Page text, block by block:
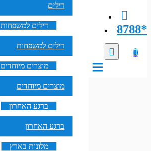
8788*
דילים
דילים למשפחות
דילים למשפחות
מוצרים מיוחדים
מוצרים מיוחדים
ברגע האחרון
ברגע האחרון
מלונות בארץ